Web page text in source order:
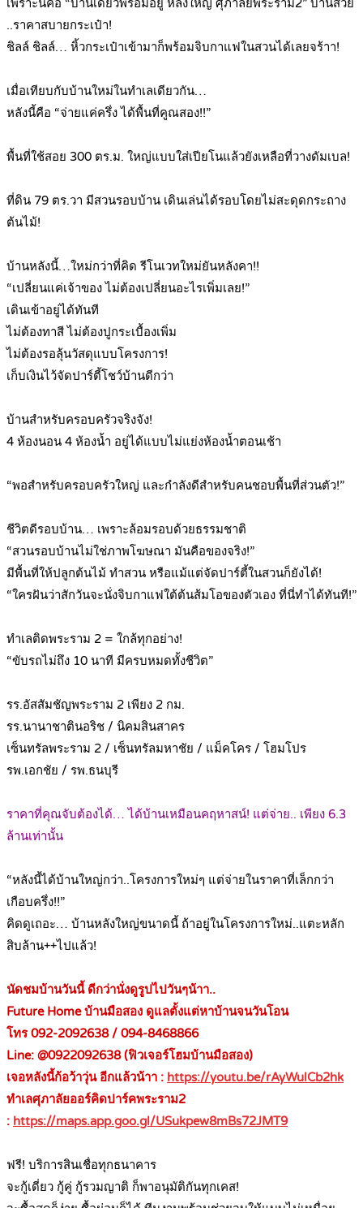
เพราะนี่คือ “บ้านเดียวพร้อมอยู่ หลังใหญ่ ศุภาลัยพระราม2” บ้านสวย
..ราคาสบายกระเป๋า!
ชิลล์ ชิลล์… หิ้วกระเป๋าเข้ามาก็พร้อมจิบกาแฟในสวนได้เลยจร้าา!
เมื่อเทียบกับบ้านใหม่ในทำเลเดียวกัน…
หลังนี้คือ “จ่ายแค่ครึ่ง ได้พื้นที่คูณสอง!!”
พื้นที่ใช้สอย 300 ตร.ม. ใหญ่แบบใส่เปียโนแล้วยังเหลือที่วางดัมเบล!
ที่ดิน 79 ตร.วา มีสวนรอบบ้าน เดินเล่นได้รอบโดยไม่สะดุดกระถาง
ต้นไม้!
บ้านหลังนี้…ใหม่กว่าที่คิด รีโนเวทใหม่ยันหลังคา!!
“เปลี่ยนแค่เจ้าของ ไม่ต้องเปลี่ยนอะไรเพิ่มเลย!”
เดินเข้าอยู่ได้ทันที
ไม่ต้องทาสี ไม่ต้องปูกระเบื้องเพิ่ม
ไม่ต้องรอลุ้นวัสดุแบบโครงการ!
เก็บเงินไว้จัดปาร์ตี้โชว์บ้านดีกว่า
บ้านสำหรับครอบครัวจริงจัง!
4 ห้องนอน 4 ห้องน้ำ อยู่ได้แบบไม่แย่งห้องน้ำตอนเช้า
“พอสำหรับครอบครัวใหญ่ และกำลังดีสำหรับคนชอบพื้นที่ส่วนตัว!”
ชีวิตดีรอบบ้าน… เพราะล้อมรอบด้วยธรรมชาติ
“สวนรอบบ้านไม่ใช่ภาพโฆษณา มันคือของจริง!”
มีพื้นที่ให้ปลูกต้นไม้ ทำสวน หรือแม้แต่จัดปาร์ตี้ในสวนก็ยังได้!
“ใครฝันว่าสักวันจะนั่งจิบกาแฟใต้ต้นส้มโอของตัวเอง ที่นี่ทำได้ทันที!”
ทำเลติดพระราม 2 = ใกล้ทุกอย่าง!
“ขับรถไม่ถึง 10 นาที มีครบหมดทั้งชีวิต”
รร.อัสสัมชัญพระราม 2 เพียง 2 กม.
รร.นานาชาตินอริช / นิคมสินสาคร
เซ็นทรัลพระราม 2 / เซ็นทรัลมหาชัย / แม็คโคร / โฮมโปร
รพ.เอกชัย / รพ.ธนบุรี
ราคาที่คุณจับต้องได้… ได้บ้านเหมือนคฤหาสน์! แต่จ่าย.. เพียง 6.3
ล้านเท่านั้น
“หลังนี้ได้บ้านใหญ่กว่า..โครงการใหม่ๆ แต่จ่ายในราคาที่เล็กกว่า
เกือบครึ่ง!!”
คิดดูเถอะ… บ้านหลังใหญ่ขนาดนี้ ถ้าอยู่ในโครงการใหม่..แตะหลัก
สิบล้าน++ไปแล้ว!
นัดชมบ้านวันนี้ ดีกว่านั่งดูรูปไปวันๆน้าา..
Future Home บ้านมือสอง ดูแลตั้งแต่หาบ้านจนวันโอน
โทร 092-2092638 / 094-8468866
Line: @0922092638 (ฟิวเจอร์โฮมบ้านมือสอง)
เจอหลังนี้ก้อว้าวุ่น อีกแล้วน้าา : https://youtu.be/rAyWulCb2hk
ทำเลศุภาลัยออร์คิดปาร์คพระราม2
: https://maps.app.goo.gl/USukpew8mBs72JMT9
ฟรี! บริการสินเชื่อทุกธนาคาร
จะกู้เดี่ยว กู้คู่ กู้รวมญาติ ก็พาอนุมัติกันทุกเคส!